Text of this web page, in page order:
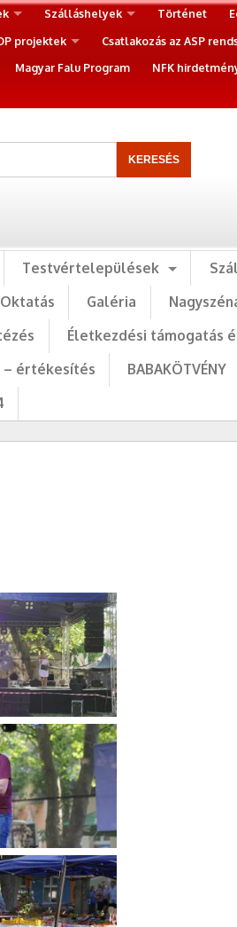
Szálláshelyek Történet
projektek Csatlakozás az ASP
Magyar Falu Program NFK
Testvértelepülések
Oktatás Galéria
Életkezdési támogatás
– értékesítés BABAKÖTVÉNY